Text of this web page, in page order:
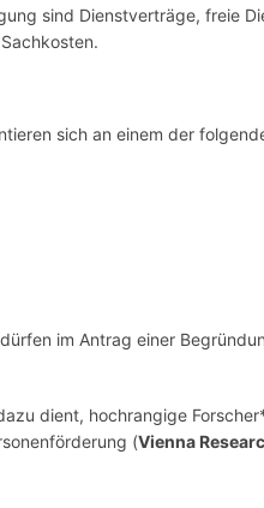
sind Dienstverträge, freie
sich an einem der
im Antrag einer
dient, hochrangige
(Vienna